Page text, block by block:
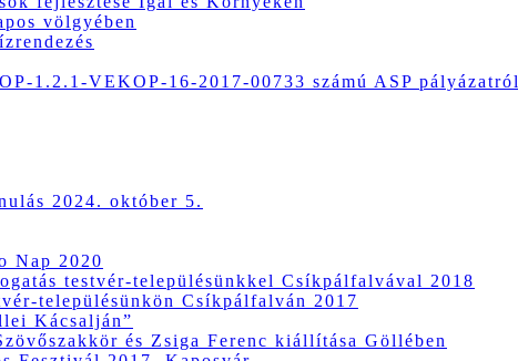
völgyében
1.2.1-VEKOP-16-2017-00733 számú ASP pályázatról
2024. október 5.
Nap 2020
testvér-településünkkel Csíkpálfalvával 2018
településünkön Csíkpálfalván 2017
Kácsalján”
és Zsiga Ferenc kiállítása Göllében